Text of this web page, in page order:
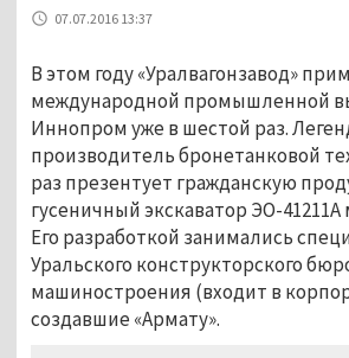
07.07.2016 13:37
В этом году «Уралвагонзавод»
международной промышленной
Иннопром уже в шестой раз.
производитель бронетанковой
раз презентует гражданскую
гусеничный экскаватор ЭО-41211А
Его разработкой занимались
Уральского конструкторского
машиностроения (входит в
создавшие «Армату».